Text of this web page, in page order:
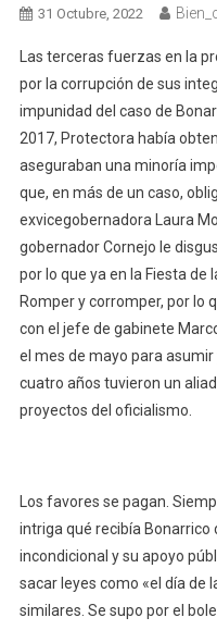
31 Octubre, 2022
Las terceras fuerzas en la
por la corrupción de sus
impunidad del caso de
2017, Protectora había
aseguraban una minoría
que, en más de un caso,
exvicegobernadora Laura
gobernador Cornejo le
por lo que ya en la Fiesta de
Romper y corromper, por lo
con el jefe de gabinete
el mes de mayo para asumir
cuatro años tuvieron un
proyectos del oficialismo.
Los favores se pagan.
intriga qué recibía Bonarrico
incondicional y su apoyo
sacar leyes como «el día de
similares. Se supo por el